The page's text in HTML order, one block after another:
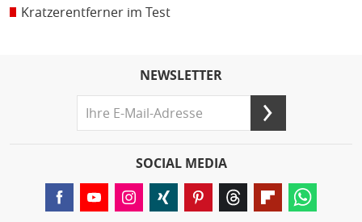
Kratzerentferner im Test
NEWSLETTER
SOCIAL MEDIA